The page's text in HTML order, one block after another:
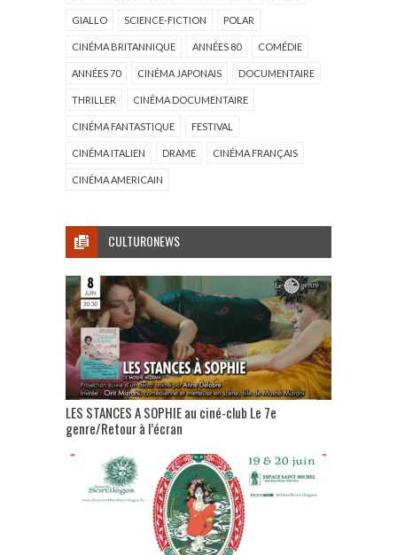
GIALLO SCIENCE-FICTION POLAR
CINÉMA BRITANNIQUE ANNÉES 80 COMÉDIE
ANNÉES 70 CINÉMA JAPONAIS DOCUMENTAIRE
THRILLER CINÉMA DOCUMENTAIRE
CINÉMA FANTASTIQUE FESTIVAL
CINÉMA ITALIEN DRAME CINÉMA FRANÇAIS
CINÉMA AMERICAIN
CULTURONEWS
LES STANCES A SOPHIE au ciné-club Le 7e
genre/Retour à l’écran